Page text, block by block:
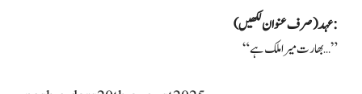
عہد (صرف عنوان لکھیں):
“بھارت میرا ملک ہے…”